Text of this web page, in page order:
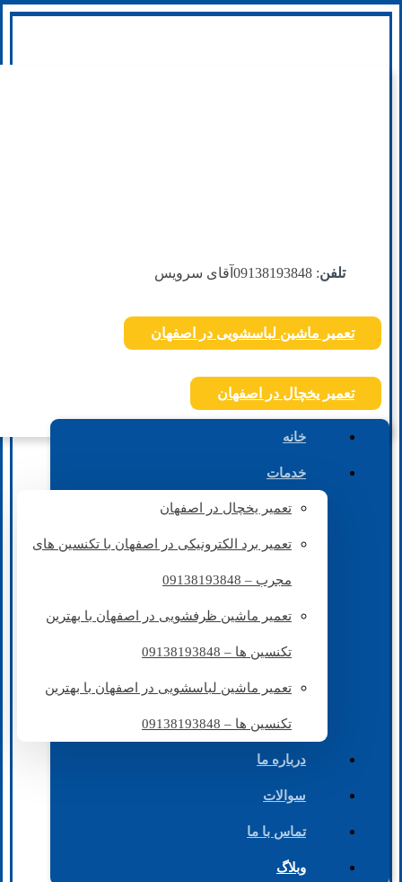
تلفن: 09138193848 آقای سرویس
تعمیر ماشین لباسشویی در اصفهان
تعمیر یخچال در اصفهان
خانه
خدمات
تعمیر یخچال در اصفهان
تعمیر برد الکترونیکی در اصفهان با تکنسین های
مجرب – 09138193848
تعمیر ماشین ظرفشویی در اصفهان با بهترین
تکنسین ها – 09138193848
تعمیر ماشین لباسشویی در اصفهان با بهترین
تکنسین ها – 09138193848
درباره ما
سوالات
تماس با ما
وبلاگ